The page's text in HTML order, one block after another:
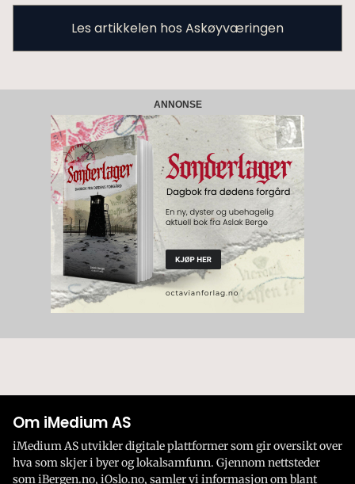
Les artikkelen hos Askøyværingen
ANNONSE
Om iMedium AS
iMedium AS utvikler digitale plattformer som gir oversikt over
hva som skjer i byer og lokalsamfunn. Gjennom nettsteder
som iBergen.no, iOslo.no, samler vi informasjon om blant